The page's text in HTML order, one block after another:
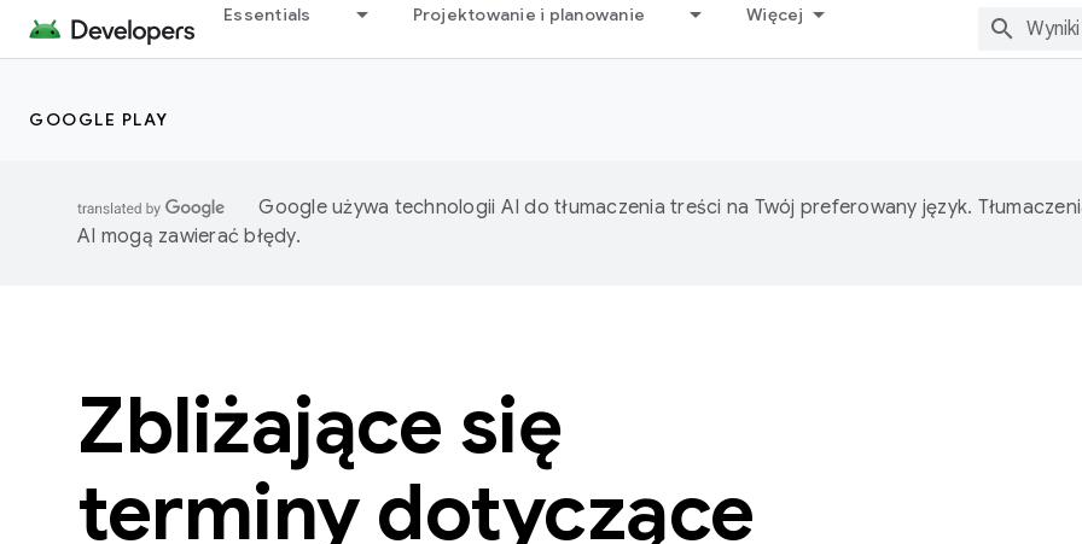
Essentials Projektowanie i planowanie Więcej
GOOGLE PLAY
Google używa technologii AI do tłumaczenia treści na Twój preferowany język.
AI mogą zawierać błędy.
Zbliżające się
terminy dotyczące